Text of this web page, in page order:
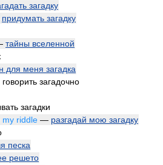
загадку
придумать загадку
тайны вселенной
для меня загадка
загадочно
загадки
my riddle — разгадай мою загадку
песка
решето